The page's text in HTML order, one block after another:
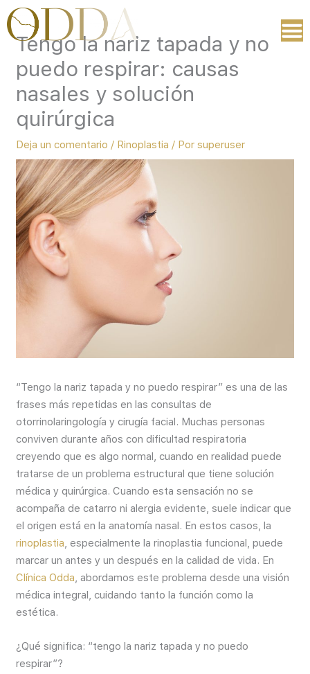
contenido
Tengo la nariz tapada y no
puedo respirar: causas
nasales y solución
quirúrgica
Deja un comentario / Rinoplastia / Porsuperuser
“Tengo la nariz tapada y no puedo respirar” es una de las
frases más repetidas en las consultas de
otorrinolaringología y cirugía facial. Muchas personas
conviven durante años con dificultad respiratoria
creyendo que es algo normal, cuando en realidad puede
tratarse de un problema estructural que tiene solución
médica y quirúrgica. Cuando esta sensación no se
acompaña de catarro ni alergia evidente, suele indicar que
el origen está en la anatomía nasal. En estos casos, la
rinoplastia, especialmente la rinoplastia funcional, puede
marcar un antes y un después en la calidad de vida. En
Clínica Odda, abordamos este problema desde una visión
médica integral, cuidando tanto la función como la
estética.
¿Qué significa: “tengo la nariz tapada y no puedo
respirar”?